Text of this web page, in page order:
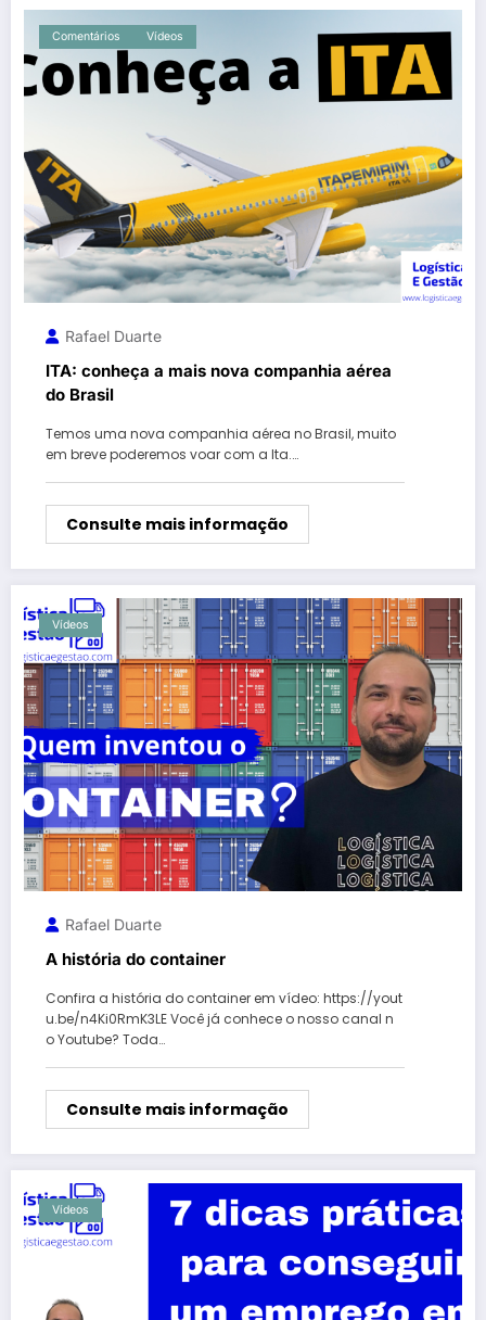
Comentários Vídeos
Rafael Duarte
ITA: conheça a mais nova companhia aérea
do Brasil
Temos uma nova companhia aérea no Brasil, muito
em breve poderemos voar com a Ita.…
Consulte mais informação
Vídeos
Rafael Duarte
A história do container
Confira a história do container em vídeo: https://yout
u.be/n4Ki0RmK3LE Você já conhece o nosso canal n
o Youtube? Toda…
Consulte mais informação
Vídeos